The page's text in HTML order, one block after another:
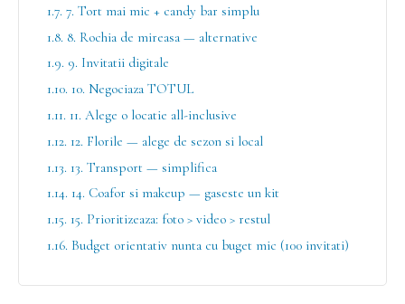
1.7. 7. Tort mai mic + candy bar simplu
1.8. 8. Rochia de mireasa — alternative
1.9. 9. Invitatii digitale
1.10. 10. Negociaza TOTUL
1.11. 11. Alege o locatie all-inclusive
1.12. 12. Florile — alege de sezon si local
1.13. 13. Transport — simplifica
1.14. 14. Coafor si makeup — gaseste un kit
1.15. 15. Prioritizeaza: foto > video > restul
1.16. Budget orientativ nunta cu buget mic (100 invitati)